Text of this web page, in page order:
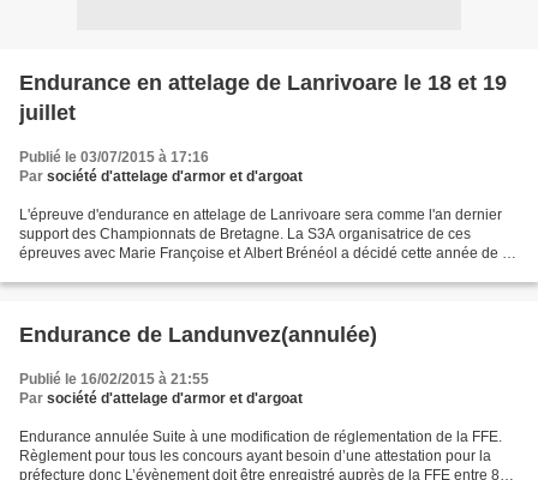
Endurance en attelage de Lanrivoare le 18 et 19
juillet
Publié le 03/07/2015 à 17:16
Par société d'attelage d'armor et d'argoat
L'épreuve d'endurance en attelage de Lanrivoare sera comme l'an dernier
support des Championnats de Bretagne. La S3A organisatrice de ces
épreuves avec Marie Françoise et Albert Brénéol a décidé cette année de ne
Endurance de Landunvez(annulée)
Publié le 16/02/2015 à 21:55
Par société d'attelage d'armor et d'argoat
Endurance annulée Suite à une modification de réglementation de la FFE.
Règlement pour tous les concours ayant besoin d’une attestation pour la
préfecture donc L’évènement doit être enregistré auprès de la FFE entre 80